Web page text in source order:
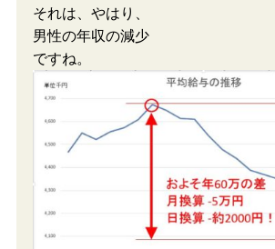
それは、やはり、
男性の年収の減少
ですね。